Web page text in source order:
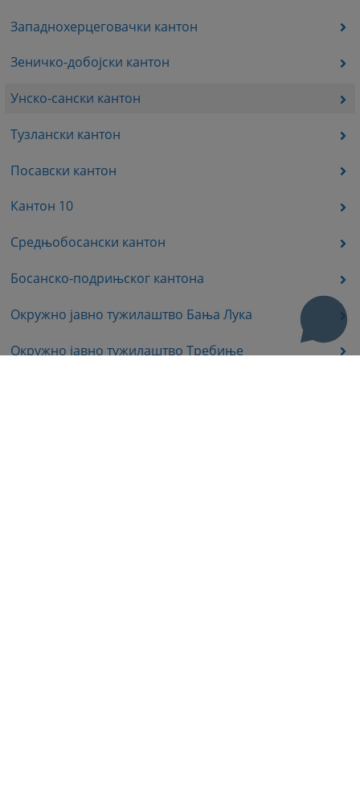
Западнохерцеговачки кантон
Зеничко-добојски кантон
Унско-сански кантон
Тузлански кантон
Посавски кантон
Кантон 10
Средњобосански кантон
Босанско-подрињског кантона
Окружно јавно тужилаштво Бања Лука
Окружно јавно тужилаштво Требиње